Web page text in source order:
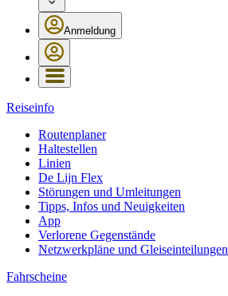
Anmeldung
Reiseinfo
Routenplaner
Haltestellen
Linien
De Lijn Flex
Störungen und Umleitungen
Tipps, Infos und Neuigkeiten
App
Verlorene Gegenstände
Netzwerkpläne und Gleiseinteilungen
Fahrscheine